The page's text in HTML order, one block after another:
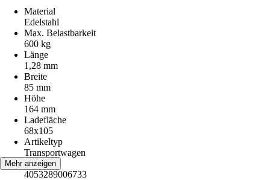
Material
Edelstahl
Max. Belastbarkeit
600 kg
Länge
1,28 mm
Breite
85 mm
Höhe
164 mm
Ladefläche
68x105
Artikeltyp
Transportwagen
EAN
4053289006733
Mehr anzeigen